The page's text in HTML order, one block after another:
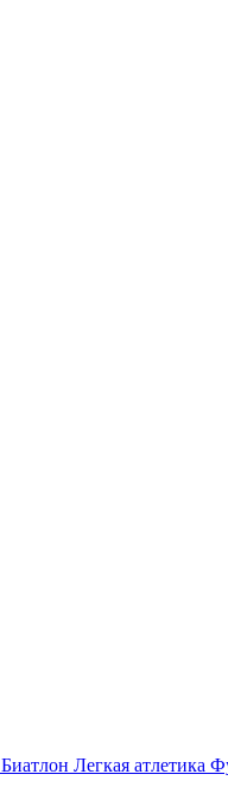
Биатлон Легкая атлетика